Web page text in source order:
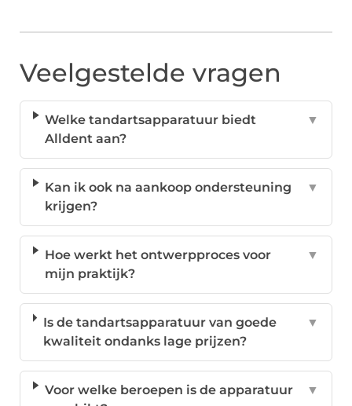
Veelgestelde vragen
Welke tandartsapparatuur biedt
Alldent aan?
▼
Kan ik ook na aankoop ondersteuning
krijgen?
▼
Hoe werkt het ontwerpproces voor
mijn praktijk?
▼
Is de tandartsapparatuur van goede
kwaliteit ondanks lage prijzen?
▼
Voor welke beroepen is de apparatuur
▼